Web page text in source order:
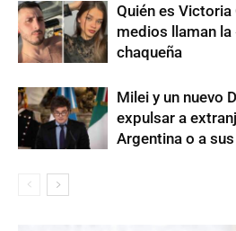
Quién es Victoria
medios llaman la
chaqueña
Milei y un nuevo
expulsar a
Argentina o a